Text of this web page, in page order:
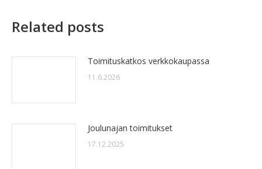
Related posts
Toimituskatkos verkkokaupassa
11.6.2026
Joulunajan toimitukset
17.12.2025